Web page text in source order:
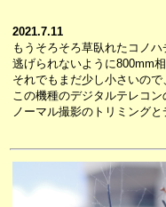
2021.7.11
もうそろそろ草臥れたコノ
逃げられないように800mm相
それでもまだ少し小さいので
この機種のデジタルテレコン
ノーマル撮影のトリミング